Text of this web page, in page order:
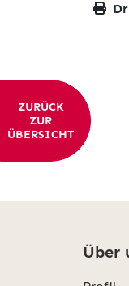
ZURÜCK
ZUR
ÜBERSICHT
Über